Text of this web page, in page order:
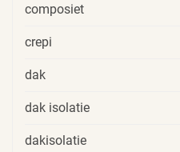
composiet
crepi
dak
dak isolatie
dakisolatie